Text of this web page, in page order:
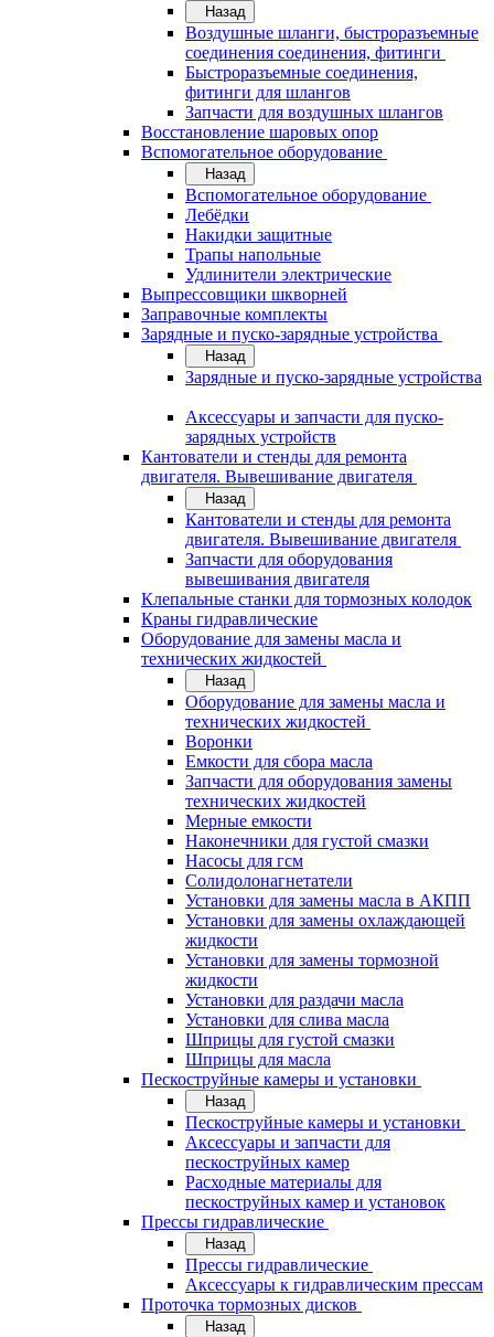
Назад
Воздушные шланги, быстроразъемные
соединения соединения, фитинги
Быстроразъемные соединения,
фитинги для шлангов
Запчасти для воздушных шлангов
Восстановление шаровых опор
Вспомогательное оборудование
Назад
Вспомогательное оборудование
Лебёдки
Накидки защитные
Трапы напольные
Удлинители электрические
Выпрессовщики шкворней
Заправочные комплекты
Зарядные и пуско-зарядные устройства
Назад
Зарядные и пуско-зарядные устройства
Аксессуары и запчасти для пуско-
зарядных устройств
Кантователи и стенды для ремонта
двигателя. Вывешивание двигателя
Назад
Кантователи и стенды для ремонта
двигателя. Вывешивание двигателя
Запчасти для оборудования
вывешивания двигателя
Клепальные станки для тормозных колодок
Краны гидравлические
Оборудование для замены масла и
технических жидкостей
Назад
Оборудование для замены масла и
технических жидкостей
Воронки
Емкости для сбора масла
Запчасти для оборудования замены
технических жидкостей
Мерные емкости
Наконечники для густой смазки
Насосы для гсм
Солидолонагнетатели
Установки для замены масла в АКПП
Установки для замены охлаждающей
жидкости
Установки для замены тормозной
жидкости
Установки для раздачи масла
Установки для слива масла
Шприцы для густой смазки
Шприцы для масла
Пескоструйные камеры и установки
Назад
Пескоструйные камеры и установки
Аксессуары и запчасти для
пескоструйных камер
Расходные материалы для
пескоструйных камер и установок
Прессы гидравлические
Назад
Прессы гидравлические
Аксессуары к гидравлическим прессам
Проточка тормозных дисков
Назад